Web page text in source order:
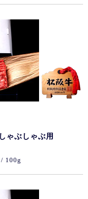
ゃぶしゃぶ用
/ 100g